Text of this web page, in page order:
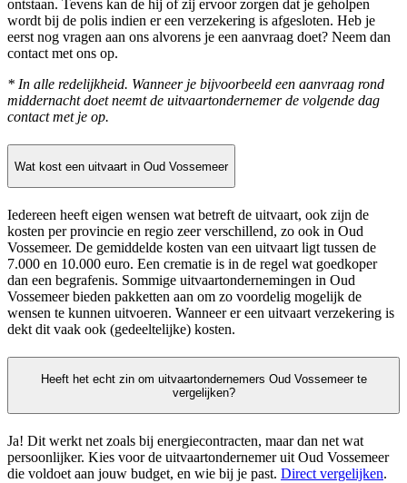
ontstaan. Tevens kan de hij of zij ervoor zorgen dat je geholpen
wordt bij de polis indien er een verzekering is afgesloten. Heb je
eerst nog vragen aan ons alvorens je een aanvraag doet? Neem dan
contact met ons op.
* In alle redelijkheid. Wanneer je bijvoorbeeld een aanvraag rond
middernacht doet neemt de uitvaartondernemer de volgende dag
contact met je op.
Wat kost een uitvaart in Oud Vossemeer
Iedereen heeft eigen wensen wat betreft de uitvaart, ook zijn de
kosten per provincie en regio zeer verschillend, zo ook in Oud
Vossemeer. De gemiddelde kosten van een uitvaart ligt tussen de
7.000 en 10.000 euro. Een crematie is in de regel wat goedkoper
dan een begrafenis. Sommige uitvaartondernemingen in Oud
Vossemeer bieden pakketten aan om zo voordelig mogelijk de
wensen te kunnen uitvoeren. Wanneer er een uitvaart verzekering is
dekt dit vaak ook (gedeeltelijke) kosten.
Heeft het echt zin om uitvaartondernemers Oud Vossemeer te
vergelijken?
Ja! Dit werkt net zoals bij energiecontracten, maar dan net wat
persoonlijker. Kies voor de uitvaartondernemer uit Oud Vossemeer
die voldoet aan jouw budget, en wie bij je past. Direct vergelijken.